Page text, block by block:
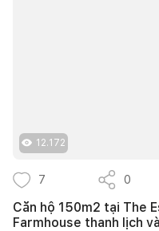
12.172
7 0
Căn hộ 150m2 tại The
Farmhouse thanh lịch